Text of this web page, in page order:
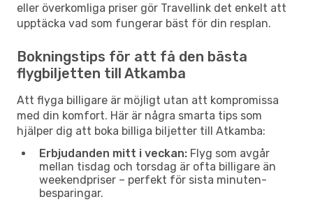
eller överkomliga priser gör Travellink det enkelt att
upptäcka vad som fungerar bäst för din resplan.
Bokningstips för att få den bästa
flygbiljetten till Atkamba
Att flyga billigare är möjligt utan att kompromissa
med din komfort. Här är några smarta tips som
hjälper dig att boka billiga biljetter till Atkamba:
Erbjudanden mitt i veckan: Flyg som avgår
mellan tisdag och torsdag är ofta billigare än
weekendpriser – perfekt för sista minuten-
besparingar.